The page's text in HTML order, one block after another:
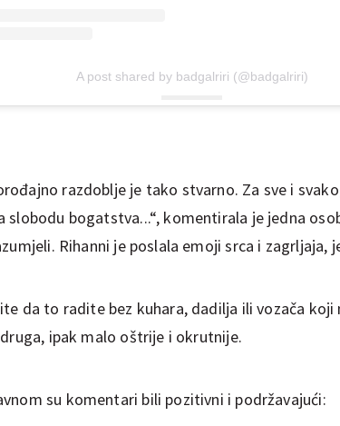
A post shared by badgalriri (@badgalriri)
razdoblje je tako stvarno. Za sve i
slobodu bogatstva...“, komentirala je jedna
Rihanni je poslala emoji srca i zagrljaja,
da to radite bez kuhara, dadilja ili vozača
ipak malo oštrije i okrutnije.
su komentari bili pozitivni i podržavajući: